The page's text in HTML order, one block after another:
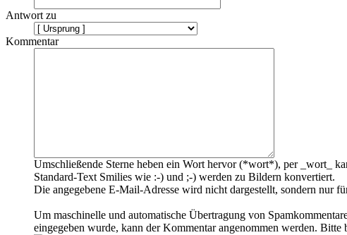
Antwort zu
Kommentar
Umschließende Sterne heben ein Wort hervor (*wort*), per _wort_
Standard-Text Smilies wie :-) und ;-) werden zu Bildern konvertiert.
Die angegebene E-Mail-Adresse wird nicht dargestellt, sondern nur
Um maschinelle und automatische Übertragung von
eingegeben wurde, kann der Kommentar angenommen werden.